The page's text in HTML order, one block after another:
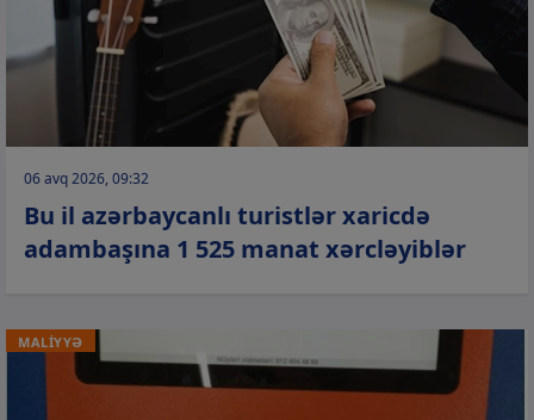
06 avq 2026, 09:32
Bu il azərbaycanlı turistlər xaricdə
adambaşına 1 525 manat xərcləyiblər
MALİYYƏ